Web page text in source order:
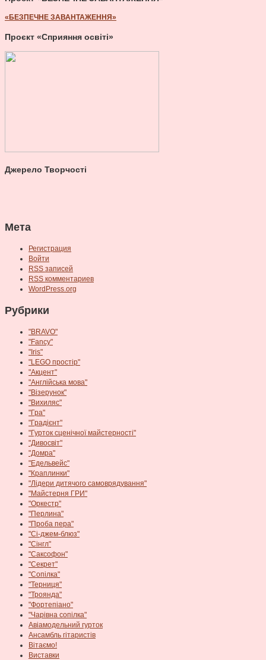
«БЕЗПЕЧНЕ ЗАВАНТАЖЕННЯ»
Проєкт «Сприяння освіті»
Джерело Творчості
Мета
Регистрация
Войти
RSS записей
RSS комментариев
WordPress.org
Рубрики
"BRAVO"
"Fancy"
"Iris"
"LEGO простір"
"Акцент"
"Англійська мова"
"Візерунок"
"Вихиляс"
"Гра"
"Градієнт"
"Гурток сценічної майстерності"
"Дивосвіт"
"Домра"
"Едельвейс"
"Краплинки"
"Лідери дитячого самоврядування"
"Майстерня ГРИ"
"Оркестр"
"Перлина"
"Проба пера"
"Сі-джем-блюз"
"Сінгл"
"Саксофон"
"Секрет"
"Сопілка"
"Терниця"
"Троянда"
"Фортепіано"
"Чарівна сопілка"
Авіамодельний гурток
Ансамбль гітаристів
Вітаємо!
Виставки